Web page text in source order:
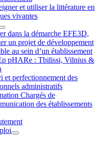
et utiliser la littérature en
vivantes
dans la démarche EFE3D,
un projet de développement
au sein d’un établissement
pHARe : Tbilissi, Vilnius &
et perfectionnement des
administratifs
Chargés de
des établissements